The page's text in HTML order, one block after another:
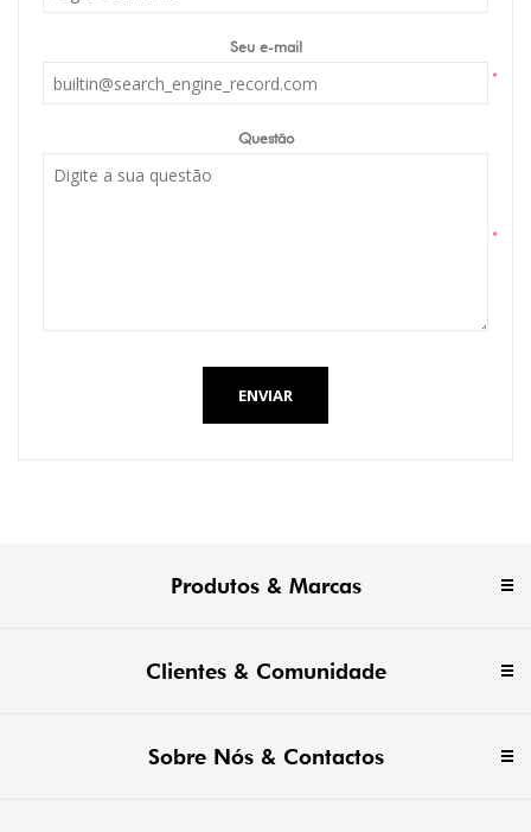
Seu e-mail
*
Questão
*
ENVIAR
Produtos & Marcas
Clientes & Comunidade
Sobre Nós & Contactos